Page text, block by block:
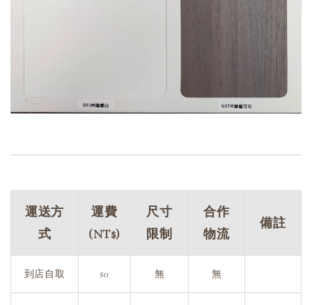
運送方
式
運費
(NT$)
尺寸
限制
合作
物流
備註
到店自取 $0 無 無